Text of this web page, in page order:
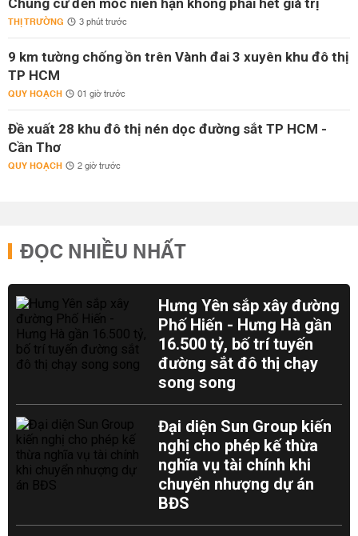
Chung cư đến mốc niên hạn không phải hết giá trị
THỊ TRƯỜNG 3 phút trước
9 km tường chống ồn trên Vành đai 3 xuyên khu đô thị
TP HCM
QUY HOẠCH 01 giờ trước
Đề xuất 28 khu đô thị nén dọc đường sắt TP HCM -
Cần Thơ
QUY HOẠCH 2 giờ trước
ĐỌC NHIỀU NHẤT
Hưng Yên sắp xây đường
Phố Hiến - Hưng Hà gần
16.500 tỷ, bố trí tuyến
đường sắt đô thị chạy
song song
Đại diện Sun Group kiến
nghị cho phép kế thừa
nghĩa vụ tài chính khi
chuyển nhượng dự án
BĐS